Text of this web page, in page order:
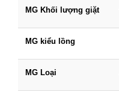
MG Khối lượng giặt
MG kiểu lồng
MG Loại